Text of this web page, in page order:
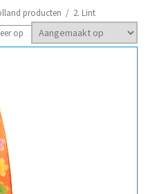
producten / 2. Lint
op